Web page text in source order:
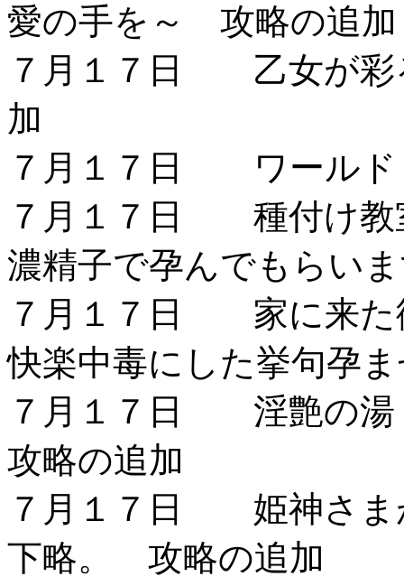
愛の手を～ 攻略の追加
７月１７日 乙女が彩
加
７月１７日 ワールド
７月１７日 種付け教
濃精子で孕んでもらい
７月１７日 家に来た
快楽中毒にした挙句孕
７月１７日 淫艶の湯
攻略の追加
７月１７日 姫神さま
下略。 攻略の追加